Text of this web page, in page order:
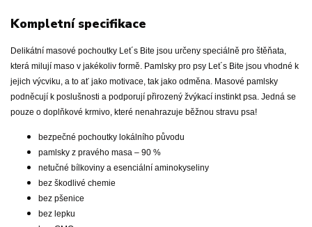
Kompletní specifikace
Delikátní masové pochoutky Let´s Bite jsou určeny speciálně pro štěňata,
která milují maso v jakékoliv formě. Pamlsky pro psy Let´s Bite jsou vhodné k
jejich výcviku, a to ať jako motivace, tak jako odměna. Masové pamlsky
podněcují k poslušnosti a podporují přirozený žvýkací instinkt psa. Jedná se
pouze o doplňkové krmivo, které nenahrazuje běžnou stravu psa!
bezpečné pochoutky lokálního původu
pamlsky z pravého masa – 90 %
netučné bílkoviny a esenciální aminokyseliny
bez škodlivé chemie
bez pšenice
bez lepku